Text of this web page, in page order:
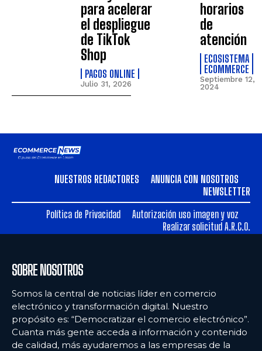
para acelerar
el despliegue
de TikTok
Shop
PAGOS ONLINE
Julio 31, 2026
horarios
de
atención
ECOSISTEMA
ECOMMERCE
Septiembre 12,
2024
NUESTROS REDACTORES
ANUNCIA CON NOSOTROS
NEWSLETTER
Política de Privacidad
Autorización uso imagen y voz
Realizar solicitud A.R.C.O.
SOBRE NOSOTROS
Somos la central de noticias líder en comercio
electrónico y transformación digital. Nuestro
propósito es: “Democratizar el comercio electrónico”.
Cuanta más gente acceda a información y contenido
de calidad, más ayudaremos a las empresas de la